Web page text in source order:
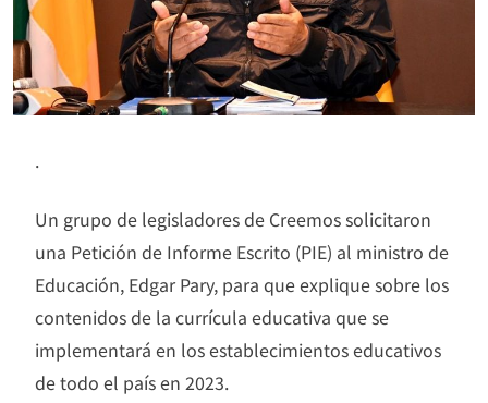
.
Un grupo de legisladores de Creemos solicitaron
una Petición de Informe Escrito (PIE) al ministro de
Educación, Edgar Pary, para que explique sobre los
contenidos de la currícula educativa que se
implementará en los establecimientos educativos
de todo el país en 2023.